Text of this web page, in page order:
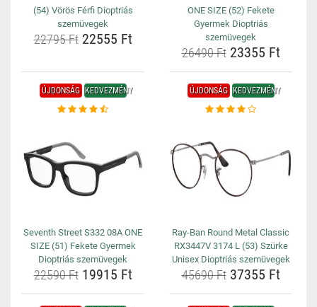
(54) Vörös Férfi Dioptriás
szemüvegek
22795 Ft22555 Ft
ONE SIZE (52) Fekete
Gyermek Dioptriás
szemüvegek
26490 Ft23355 Ft
ÚJDONSÁG KEDVEZMÉNY
Seventh Street S332 08A ONE
SIZE (51) Fekete Gyermek
Dioptriás szemüvegek
22590 Ft19915 Ft
ÚJDONSÁG KEDVEZMÉNY
Ray-Ban Round Metal Classic
RX3447V 3174 L (53) Szürke
Unisex Dioptriás szemüvegek
45690 Ft37355 Ft